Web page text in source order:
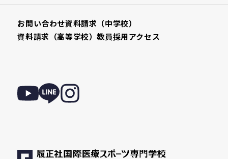
お問い合わせ資料請求（中学校）
資料請求（高等学校）教員採用アクセス